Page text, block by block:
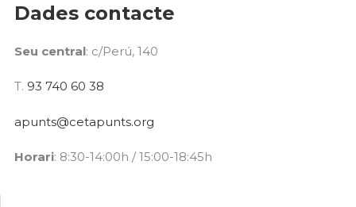
Dades contacte
Seu central: c/Perú, 140
T. 93 740 60 38
apunts@cetapunts.org
Horari: 8:30-14:00h / 15:00-18:45h